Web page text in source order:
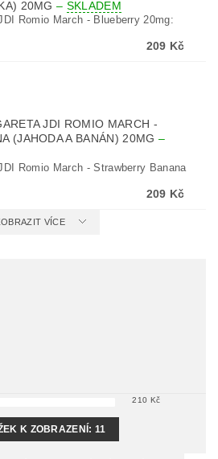
20MG– SKLADEM
Romio March - Blueberry 20mg:
209 Kč
JDI ROMIO MARCH -
(JAHODA A BANÁN) 20MG –
Romio March - Strawberry Banana
209 Kč
VÍCE
210 Kč
K ZOBRAZENÍ:11